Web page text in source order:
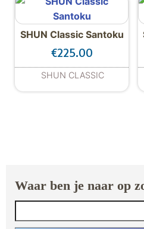
SHUN Classic Santoku
€225.00
SHUN CLASSIC
Waar ben je naar op